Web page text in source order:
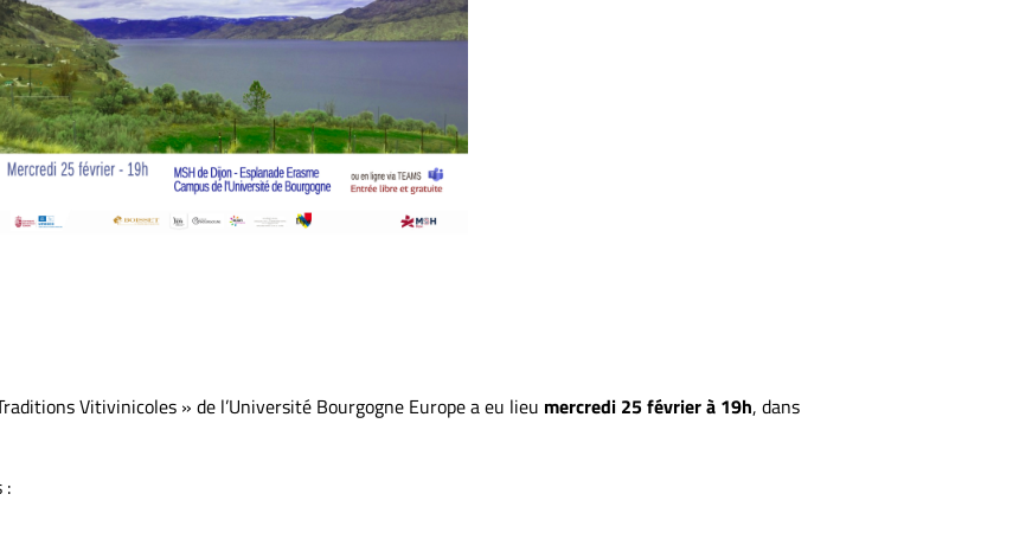
Vitivinicoles » de l’Université Bourgogne Europe a eu lieu mercredi 25 février à 19h, dans
: